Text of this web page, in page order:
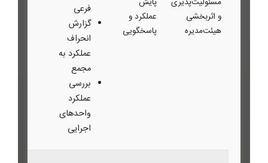
مسئولیت‌پذیری
و اثربخشی
هیئت‌مدیره
پایش
عملکرد و
پاسخگویی
فرعی
گزارش
انحراف
عملکرد به
مجمع
بررسی
عملکرد
واحدهای
اجرایی